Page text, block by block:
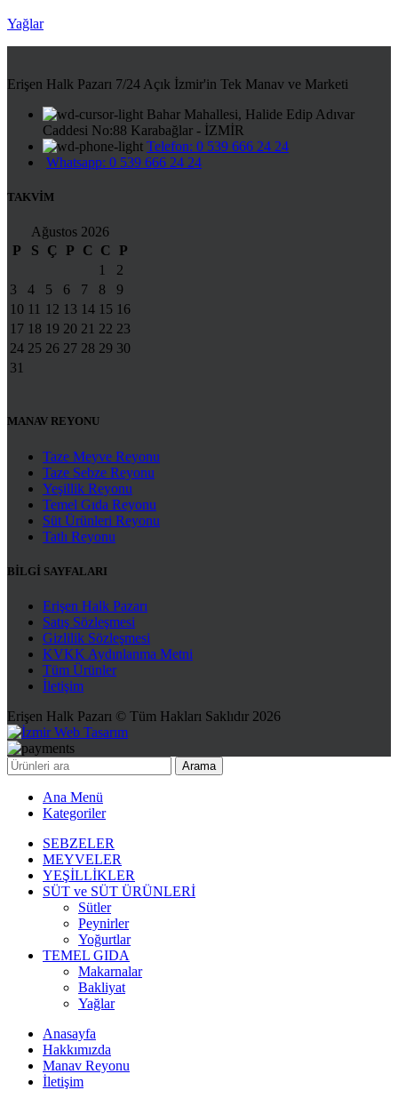
Yağlar
Erişen Halk Pazarı 7/24 Açık İzmir'in Tek Manav ve Marketi
Bahar Mahallesi, Halide Edip Adıvar
Caddesi No:88 Karabağlar - İZMİR
Telefon: 0 539 666 24 24
Whatsapp: 0 539 666 24 24
TAKVİM
Ağustos 2026
P
S Ç P C C
P
1
2
3
4 5 6 7 8
9
10 11 12 13 14 15 16
17 18 19 20 21 22 23
24 25 26 27 28 29 30
31
MANAV REYONU
Taze Meyve Reyonu
Taze Sebze Reyonu
Yeşillik Reyonu
Temel Gıda Reyonu
Süt Ürünleri Reyonu
Tatlı Reyonu
BİLGİ SAYFALARI
Erişen Halk Pazarı
Satış Sözleşmesi
Gizlilik Sözleşmesi
KVKK Aydınlanma Metni
Tüm Ürünler
İletişim
Erişen Halk Pazarı © Tüm Hakları Saklıdır 2026
Arama
Ana Menü
Kategoriler
SEBZELER
MEYVELER
YEŞİLLİKLER
SÜT ve SÜT ÜRÜNLERİ
Sütler
Peynirler
Yoğurtlar
TEMEL GIDA
Makarnalar
Bakliyat
Yağlar
Anasayfa
Hakkımızda
Manav Reyonu
İletişim